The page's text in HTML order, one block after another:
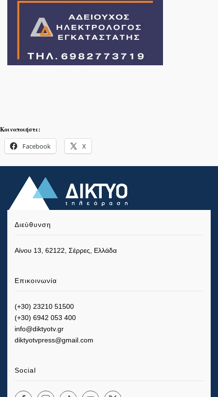
Κοινοποιήστε:
Facebook X
Διεύθυνση
Αίνου 13, 62122, Σέρρες, Ελλάδα
Επικοινωνία
(+30) 23210 51500
(+30) 6942 053 400
info@diktyotv.gr
diktyotvpress@gmail.com
Social